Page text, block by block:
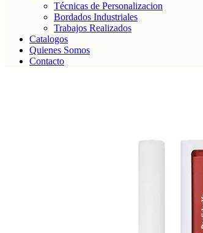
Técnicas de Personalizacion
Bordados Industriales
Trabajos Realizados
Catalogos
Quienes Somos
Contacto